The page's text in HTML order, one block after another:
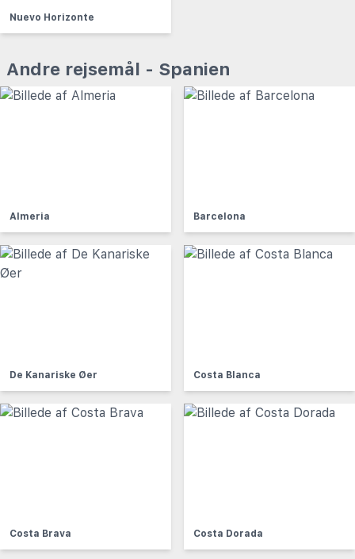
Nuevo Horizonte
Andre rejsemål - Spanien
Almeria Barcelona
De Kanariske Øer Costa Blanca
Costa Brava Costa Dorada